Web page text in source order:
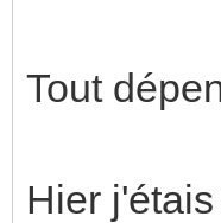
Tout
Hier